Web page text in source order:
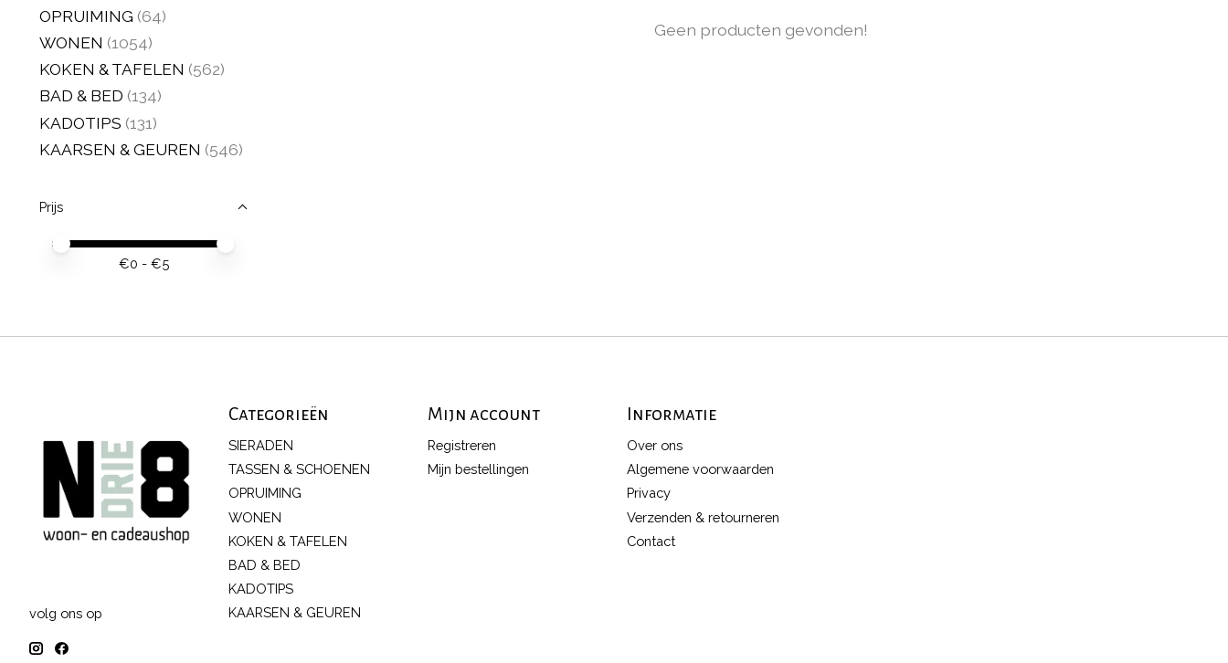
OPRUIMING (64)
WONEN (1054)
KOKEN & TAFELEN (562)
BAD & BED (134)
KADOTIPS (131)
KAARSEN & GEUREN (546)
Prijs
Minimale prijswaarde
Price maximum value
€0 - €5
Geen producten gevonden!
volg ons op
Categorieën
SIERADEN
TASSEN & SCHOENEN
OPRUIMING
WONEN
KOKEN & TAFELEN
BAD & BED
KADOTIPS
KAARSEN & GEUREN
Mijn account
Registreren
Mijn bestellingen
Informatie
Over ons
Algemene voorwaarden
Privacy
Verzenden & retourneren
Contact